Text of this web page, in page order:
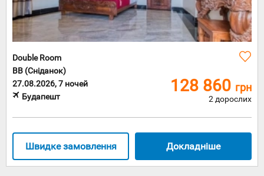
Double Room
BB (Сніданок)
27.08.2026, 7 ночей
Будапешт
128 860 грн
2 дорослих
Докладніше
Швидке замовлення